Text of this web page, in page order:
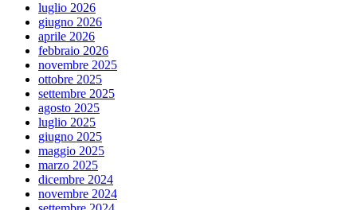
luglio 2026
giugno 2026
aprile 2026
febbraio 2026
novembre 2025
ottobre 2025
settembre 2025
agosto 2025
luglio 2025
giugno 2025
maggio 2025
marzo 2025
dicembre 2024
novembre 2024